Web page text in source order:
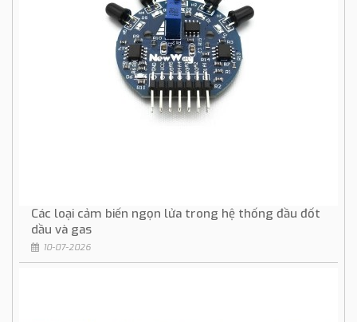
Các loại cảm biến ngọn lửa trong hệ thống đầu đốt
dầu và gas
10-07-2026